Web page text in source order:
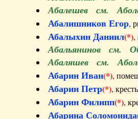
Абалешев см.
Абалишников Егор,
Абалыхин Даниил(*),
Абальянинов см.
Абаляшев см.
Абарин Иван(*),
Абарин Петр(*),
Абарин Филипп(*),
Абарина Соломонида